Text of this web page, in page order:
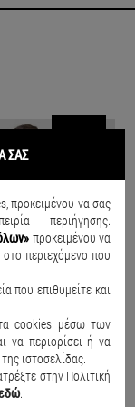
ΣΑΣ
προκειμένου να σας
περιήγησης.
προκειμένου να
περιεχόμενο που
που επιθυμείτε και
τα cookies μέσω των
να περιορίσει ή να
ιστοσελίδας.
στην Πολιτική
.